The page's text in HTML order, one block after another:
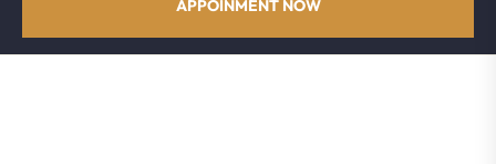
APPOINMENT NOW